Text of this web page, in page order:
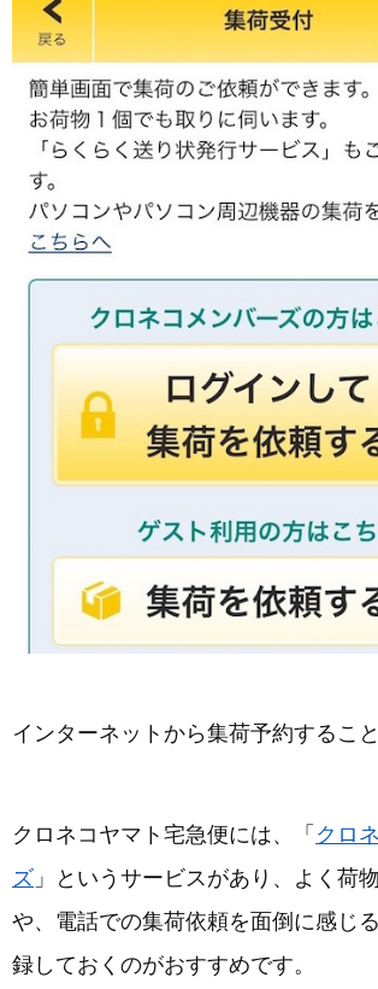
インターネットから集荷予約するこ
クロネコヤマト宅急便には、「 クロ
ズ 」というサービスがあり、よく荷
や、電話での集荷依頼を面倒に感じ
録しておくのがおすすめです。